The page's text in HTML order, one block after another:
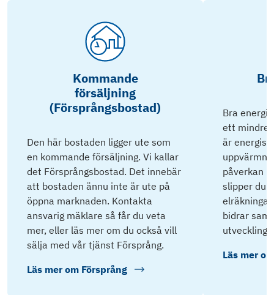
Kommande
försäljning
(Försprångsbostad)
Den här bostaden ligger ute som
en kommande försäljning. Vi kallar
det Försprångsbostad. Det innebär
att bostaden ännu inte är ute på
öppna marknaden. Kontakta
ansvarig mäklare så får du veta
mer, eller läs mer om du också vill
sälja med vår tjänst Försprång.
Läs mer om Försprång
Bra
ett mindre
är
påverkan
slipper du
bidrar
utveckling.
Läs mer om